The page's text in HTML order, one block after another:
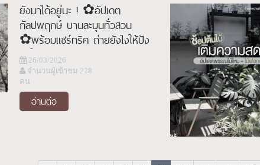
ยังมาได้อยู่นะ ! ✿อัปเดต
กัลปพฤกษ์ บานละมุนทั่วสวน
✿พร้อมแชร์ทริค ถ่ายยังไงให้ปัง
!! ✎ 25.03.26
26/03/2026
จำนวนผู้เข้าชม 228
คน
อ่านต่อ